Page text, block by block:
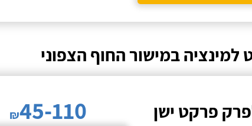
במישור החוף הצפוני
פרקט ישן ₪45-110